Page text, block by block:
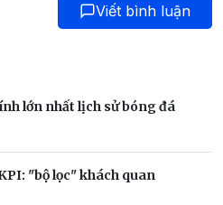
Viết bình luận
lớn nhất lịch sử bóng đá
"bộ lọc" khách quan